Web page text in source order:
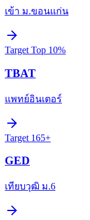
เข้า ม.ขอนแก่น
Target Top 10%
TBAT
แพทย์อินเตอร์
Target 165+
GED
เทียบวุฒิ ม.6